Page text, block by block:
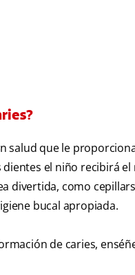
salud que le
el niño recibirá el
divertida, como
bucal apropiada.
de caries,